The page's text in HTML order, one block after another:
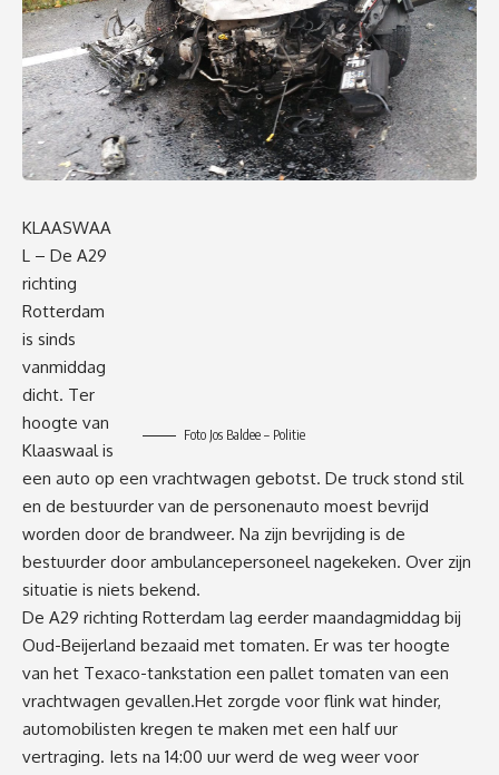
Foto Jos Baldee – Politie
KLAASWAA
L – De A29
richting
Rotterdam
is sinds
vanmiddag
dicht. Ter
hoogte van
Klaaswaal is
een auto op een vrachtwagen gebotst. De truck stond stil
en de bestuurder van de personenauto moest bevrijd
worden door de brandweer. Na zijn bevrijding is de
bestuurder door ambulancepersoneel nagekeken. Over zijn
situatie is niets bekend.
De A29 richting Rotterdam lag eerder maandagmiddag bij
Oud-Beijerland bezaaid met tomaten. Er was ter hoogte
van het Texaco-tankstation een pallet tomaten van een
vrachtwagen gevallen.Het zorgde voor flink wat hinder,
automobilisten kregen te maken met een half uur
vertraging. Iets na 14:00 uur werd de weg weer voor